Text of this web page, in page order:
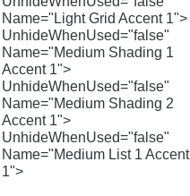
Name="Light Grid Accent 1">
UnhideWhenUsed="false"
Name="Medium Shading 1
Accent 1">
UnhideWhenUsed="false"
Name="Medium Shading 2
Accent 1">
UnhideWhenUsed="false"
Name="Medium List 1 Accent
1">